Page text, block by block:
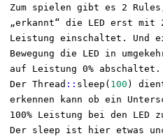
Zum spielen gibt es 2
„erkannt“ die LED erst mit
Leistung einschaltet. Und
Bewegung die LED in
auf Leistung 0% abschaltet.
Der Thread :: sleep( 100 )
erkennen kann ob ein U
100% Leistung bei den LED
Der sleep ist
hier etwas un